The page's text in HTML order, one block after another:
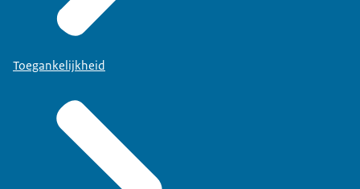
Toegankelijkheid